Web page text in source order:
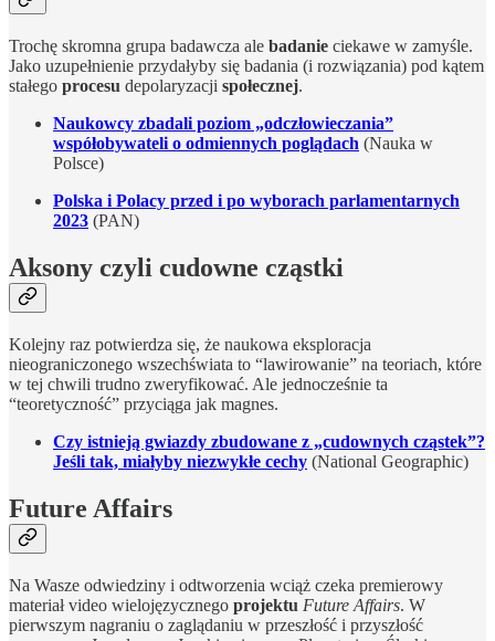
Trochę skromna grupa badawcza ale badanie ciekawe w zamyśle.
Jako uzupełnienie przydałyby się badania (i rozwiązania) pod kątem
stałego procesu depolaryzacji społecznej.
Naukowcy zbadali poziom „odczłowieczania”
współobywateli o odmiennych poglądach (Nauka w
Polsce)
Polska i Polacy przed i po wyborach parlamentarnych
2023 (PAN)
Aksony czyli cudowne cząstki
Kolejny raz potwierdza się, że naukowa eksploracja
nieograniczonego wszechświata to “lawirowanie” na teoriach, które
w tej chwili trudno zweryfikować. Ale jednocześnie ta
“teoretyczność” przyciąga jak magnes.
Czy istnieją gwiazdy zbudowane z „cudownych cząstek”?
Jeśli tak, miałyby niezwykłe cechy (National Geographic)
Future Affairs
Na Wasze odwiedziny i odtworzenia wciąż czeka premierowy
materiał video wielojęzycznego projektu Future Affairs. W
pierwszym nagraniu o zaglądaniu w przeszłość i przyszłość